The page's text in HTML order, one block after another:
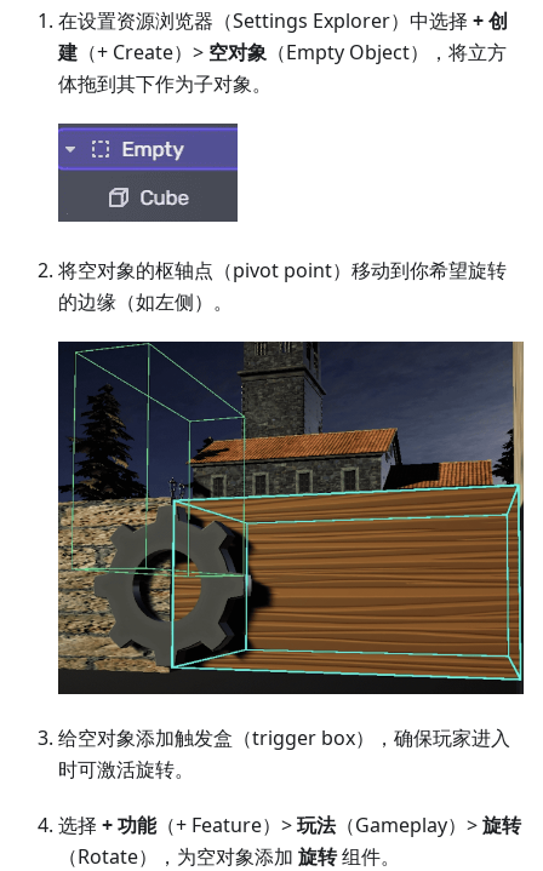
在设置资源浏览器（Settings Explorer）中选择 + 创
建 （+ Create）> 空对象 （Empty Object），将立方
体拖到其下作为子对象。
将空对象的枢轴点（pivot point）移动到你希望旋转
的边缘（如左侧）。
给空对象添加触发盒（trigger box），确保玩家进入
时可激活旋转。
选择 + 功能（+ Feature）>玩法（Gameplay）>旋转
（Rotate），为空对象添加 旋转组件。